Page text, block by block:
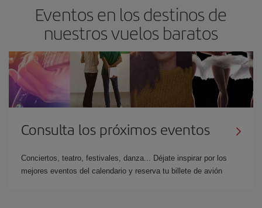
Eventos en los destinos de
nuestros vuelos baratos
Consulta los próximos eventos
Conciertos, teatro, festivales, danza... Déjate inspirar por los
mejores eventos del calendario y reserva tu billete de avión